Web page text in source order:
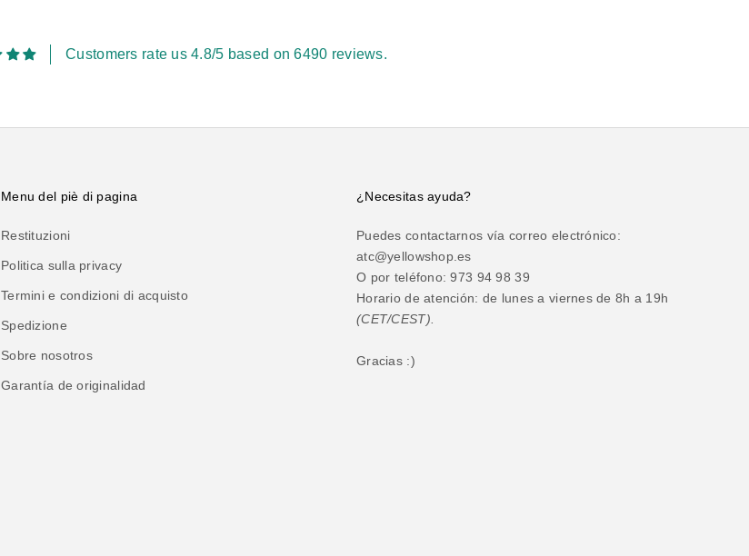
Customers rate us 4.8/5 based on 6490 reviews.
Menu del piè di pagina
Restituzioni
Politica sulla privacy
Termini e condizioni di acquisto
Spedizione
Sobre nosotros
Garantía de originalidad
¿Necesitas ayuda?
Puedes contactarnos vía correo electrónico:
atc@yellowshop.es
O por teléfono: 973 94 98 39
Horario de atención: de lunes a viernes de 8h a 19h
(CET/CEST).
Gracias :)